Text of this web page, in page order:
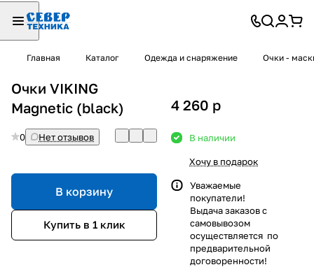
Главная Каталог Одежда и снаряжение Очки -
Очки VIKING
Magnetic (black)
0 Нет отзывов
В корзину
Купить в 1 клик
4 260 p
В наличии
Хочу в подарок
Уважаемые
покупатели!
Выдача заказов с
самовывозом
осуществляется по
предварительной
договоренности!